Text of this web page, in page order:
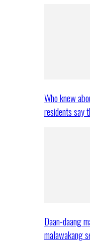
Who knew
residents say
Daan-daang
malawakang